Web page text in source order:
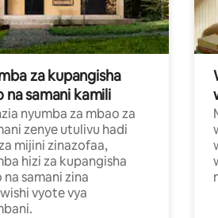
za kupangisha
na samani kamili
nyumba za mbao za
zenye utulivu hadi
mijini zinazofaa,
hizi za kupangisha
na samani zina
vyote vya